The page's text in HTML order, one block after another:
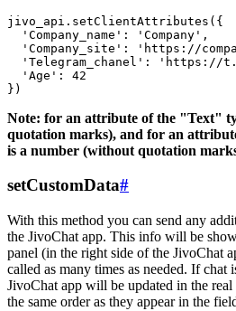
jivo_api.setClientAttributes({
  'Company_name': 'Company',
'Company_site': 'https://
'Telegram_chanel': 'https://
  'Age': 42
Note: for an attribute of the "Text"
quotation marks), and for an
is a number (without quotation
setCustomData#
With this method you can send any
the JivoChat app. This info will be
panel (in the right side of the JivoChat
called as many times as needed. If chat
JivoChat app will be updated in the
the same order as they appear in the